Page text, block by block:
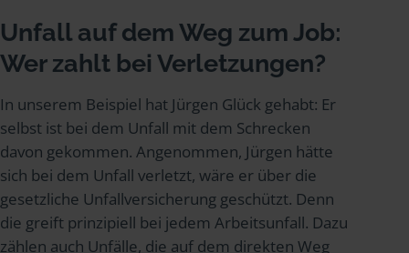
Unfall auf dem Weg zum Job:
Wer zahlt bei Verletzungen?
In unserem Beispiel hat Jürgen Glück gehabt: Er
selbst ist bei dem Unfall mit dem Schrecken
davon gekommen. Angenommen, Jürgen hätte
sich bei dem Unfall verletzt, wäre er über die
gesetzliche Unfallversicherung geschützt. Denn
die greift prinzipiell bei jedem Arbeitsunfall. Dazu
zählen auch Unfälle, die auf dem direkten Weg